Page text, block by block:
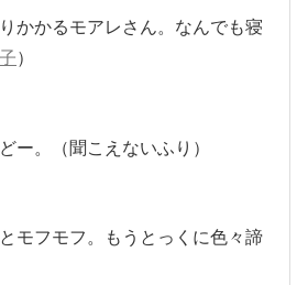
かかるモアレさん。なんでも寝
）
ー。（聞こえないふり）
モフモフ。もうとっくに色々諦